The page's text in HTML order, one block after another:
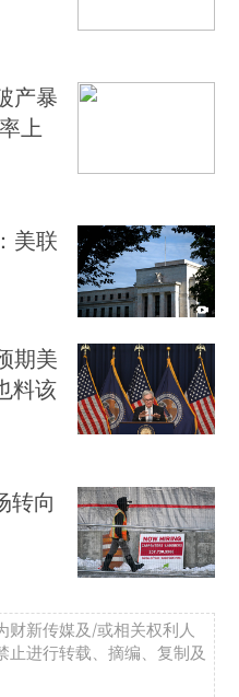
产暴
上
美联
期美
料该
转向
财新传媒及/或相关权利人
止进行转载、摘编、复制及